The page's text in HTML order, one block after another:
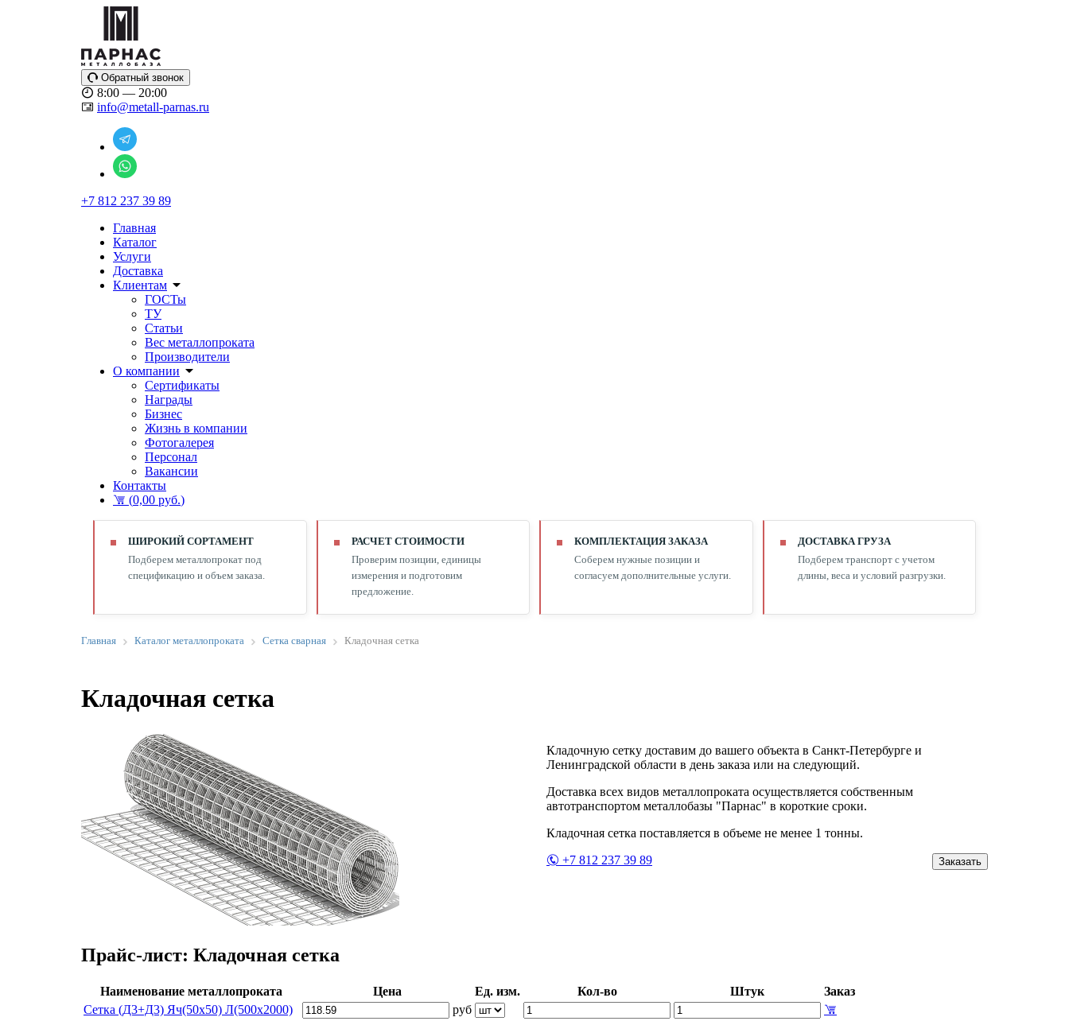
Обратный звонок
8:00 — 20:00
info@metall-parnas.ru
+7 812 237 39 89
Главная
Каталог
Услуги
Доставка
Клиентам
ГОСТы
ТУ
Статьи
Вес металлопроката
Производители
О компании
Сертификаты
Награды
Бизнес
Жизнь в компании
Фотогалерея
Персонал
Вакансии
Контакты
(0,00 руб.)
ШИРОКИЙ СОРТАМЕНТ
Подберем металлопрокат под
спецификацию и объем заказа.
РАСЧЕТ СТОИМОСТИ
Проверим позиции, единицы
измерения и подготовим
предложение.
КОМПЛЕКТАЦИЯ ЗАКАЗА
Соберем нужные позиции и
согласуем дополнительные услуги.
ДОСТАВКА ГРУЗА
Подберем транспорт с учетом
длины, веса и условий разгрузки.
Главная Каталог металлопроката Сетка сварная Кладочная сетка
Кладочная сетка
Кладочную сетку доставим до вашего объекта в Санкт-Петербурге и
Ленинградской области в день заказа или на следующий.
Доставка всех видов металлопроката осуществляется собственным
автотранспортом металлобазы "Парнас" в короткие сроки.
Кладочная сетка поставляется в объеме не менее 1 тонны.
+7 812 237 39 89
Заказать
Прайс-лист: Кладочная сетка
Наименование металлопроката Цена Ед. изм. Кол-во Штук
Заказ
Сетка (Д3+Д3) Яч(50х50) Л(500х2000)
руб